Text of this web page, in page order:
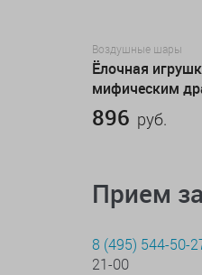
Воздушные шары
Ёлочная
мифическим
896 руб.
Прием
8 (495) 544-50-
21-00